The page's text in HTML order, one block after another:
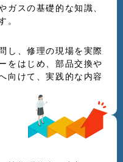
ガスの基礎的な知識、
。
し、修理の現場を実際
をはじめ、部品交換や
向けて、実践的な内容